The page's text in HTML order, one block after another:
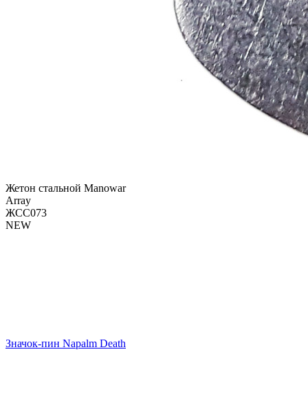
Жетон стальной Manowar
Array
ЖСС073
NEW
Значок-пин Napalm Death